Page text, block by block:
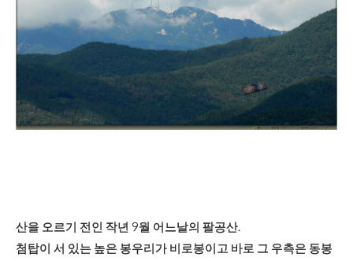
산을 오르기 전인 작년 9월 어느날의 팔공산.
첨탑이 서 있는 높은 봉우리가 비로봉이고 바로 그 우측은 동봉